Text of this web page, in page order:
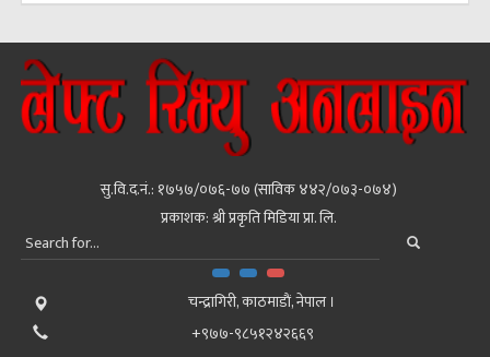
सु.वि.द.नं.: १७५७/०७६-७७ (साविक ४४२/०७३-०७४)
प्रकाशक: श्री प्रकृति मिडिया प्रा. लि.
चन्द्रागिरी, काठमाडाैं, नेपाल ।
+९७७-९८५१२४२६६९